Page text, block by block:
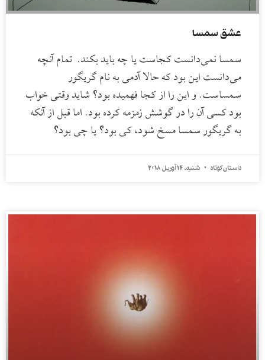
عشق سمسا
سمسا نمی‌دانست کجاست یا چه باید بکند. تمام آنچه
می‌دانست این بود که حالا آدمی به نام گریگور
سمساست. و این را از کجا فهمیده بود؟ شاید وقتی خواب
بود کسی آن را در گوشش زمزمه کرده بود. اما قبل از آنکه
به گریگور سمسا مسخ شود، کی بود؟ یا چی بود؟
داستان کوتاه شنبه، 14 آوریل 2018